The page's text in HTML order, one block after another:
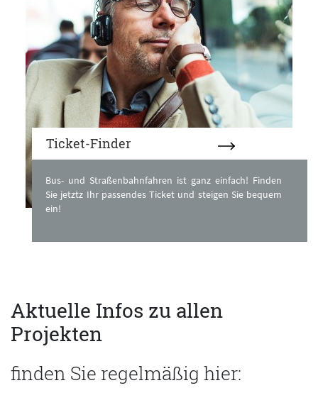
Ticket-Finder
Bus- und Straßenbahnfahren ist ganz einfach! Finden
Sie jetztz Ihr passendes Ticket und steigen Sie bequem
ein!
Aktuelle Infos zu allen
Projekten
finden Sie regelmäßig hier: